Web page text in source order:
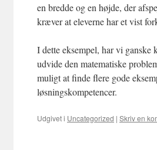
en bredde og en højde, der
kræver at eleverne har et vist
I dette eksempel, har vi ganske
udvide den matematiske
muligt at finde flere gode
løsningskompetencer.
Udgivet i Uncategorized | Skriv en